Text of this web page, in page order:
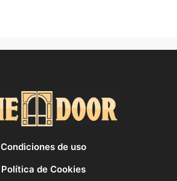
Condiciones de uso
Política de Cookies